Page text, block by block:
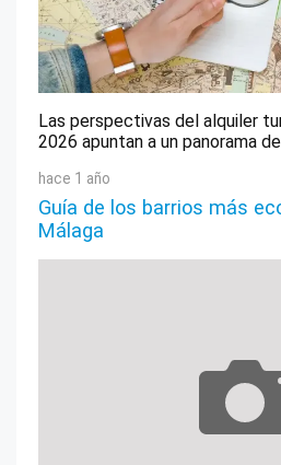
Las perspectivas del alquiler
2026 apuntan a un panorama
hace 1 año
Guía de los barrios más
Málaga